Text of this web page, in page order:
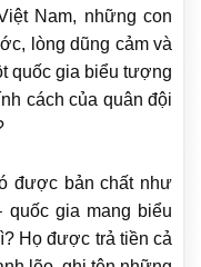
Nam, những con
lòng dũng cảm và
quốc gia biểu tượng
cách của quân đội
được bản chất như
gia mang biểu
Họ được trả tiền cả